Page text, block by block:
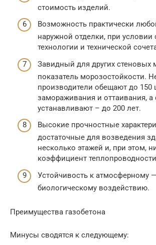
стоимость изделий.
Возможность практически
наружной отделки, при
технологии и технической
Завидный для других стеновых
показатель морозостойкости.
производители обещают до 150
замораживания и оттаивания, а
устанавливают – до 200 лет.
Высокие прочностные
достаточные для возведения
несколько этажей и, при этом,
коэффициент
Устойчивость к атмосферному
биологическому воздействию.
Преимущества газобетона
Минусы сводятся к следующему: